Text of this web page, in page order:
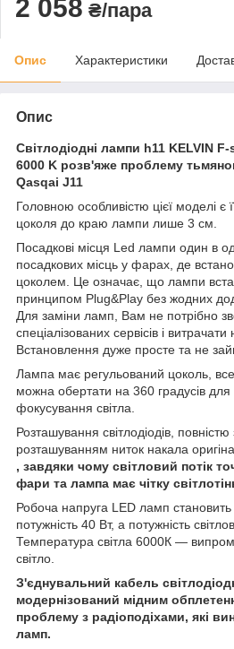
2 058 ₴/пара
Опис Характеристики
Опис
Світлодіодні лампи h11 KELVIN
6000 K розв'яже проблему
Qasqai J11
Головною особливістю цієї моделі є
цоколя до краю лампи лише 3 см.
Посадкові місця Led лампи один в
посадкових місць у фарах, де
цоколем. Це означає, що лампи
принципом Plug&Play без жодних
Для заміни ламп, Вам не потрібно
спеціалізованих сервісів і витрачати
Встановлення дуже просте та не
Лампа має регульований цоколь,
можна обертати на 360 градусів
фокусування світла.
Розташування світлодіодів, повністю
розташуванням ниток накала
, завдяки чому світловий потік
фари та лампа має чітку
Робоча напруга LED ламп
потужність 40 Вт, а потужність
Температура світла 6000К —
світло.
З'єднувальний кабель
модернізований мідним
проблему з радіоподіхами, які
ламп.